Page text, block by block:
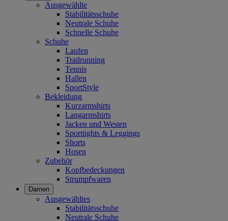
Ausgewählte
Stabilitätsschuhe
Neutrale Schuhe
Schnelle Schuhe
Schuhe
Laufen
Trailrunning
Tennis
Hallen
SportStyle
Bekleidung
Kurzarmshirts
Langarmshirts
Jacken und Westen
Sporttights & Leggings
Shorts
Hosen
Zubehör
Kopfbedeckungen
Strumpfwaren
Damen
Ausgewähltes
Stabilitätsschuhe
Neutrale Schuhe